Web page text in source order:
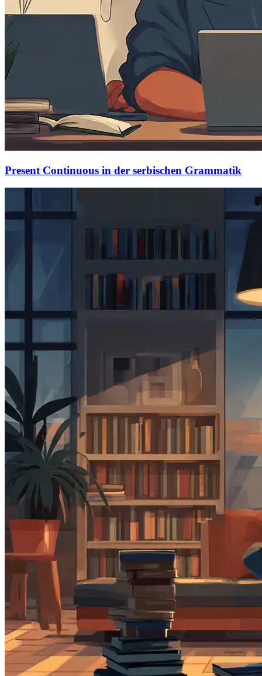
Present Continuous in der serbischen Grammatik